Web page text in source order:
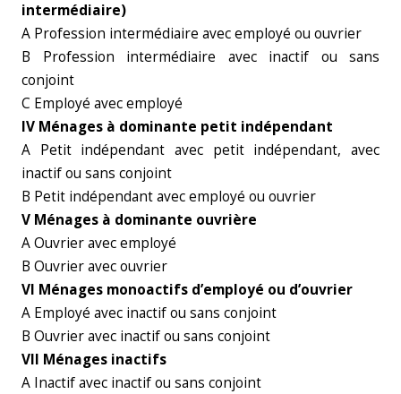
intermédiaire)
A Profession intermédiaire avec employé ou ouvrier
B Profession intermédiaire avec inactif ou sans
conjoint
C Employé avec employé
IV Ménages à dominante petit indépendant
A Petit indépendant avec petit indépendant, avec
inactif ou sans conjoint
B Petit indépendant avec employé ou ouvrier
V Ménages à dominante ouvrière
A Ouvrier avec employé
B Ouvrier avec ouvrier
VI Ménages monoactifs d’employé ou d’ouvrier
A Employé avec inactif ou sans conjoint
B Ouvrier avec inactif ou sans conjoint
VII Ménages inactifs
A Inactif avec inactif ou sans conjoint